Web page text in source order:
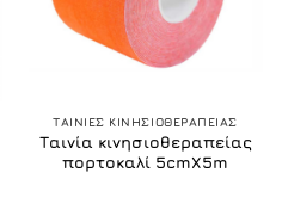
ΤΑΙΝΙΕΣ ΚΙΝΗΣΙΟΘΕΡΑΠΕΙΑΣ
Ταινία κινησιοθεραπείας
πορτοκαλί 5cmX5m